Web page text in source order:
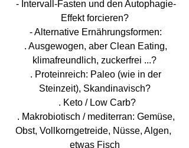
Effekt forcieren?
- Alternative Ernährungsformen:
klimafreundlich, zuckerfrei ...?
Steinzeit), Skandinavisch?
  . Keto / Low Carb?
Obst, Vollkorngetreide, Nüsse, Algen,
etwas Fisch